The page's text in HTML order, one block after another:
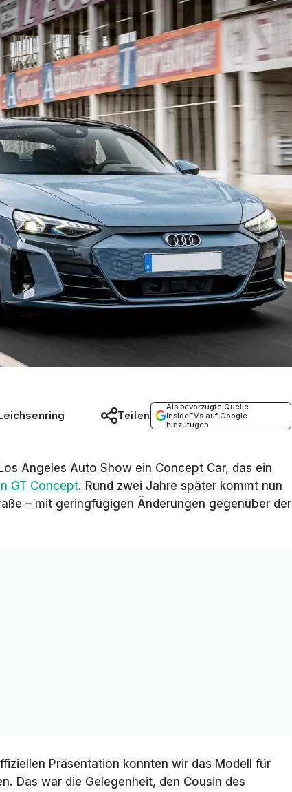
Als bevorzugte Quelle
InsideEVs auf Google
hinzufügen
Teilen
Angeles Auto Show ein Concept Car, das ein
GT Concept. Rund zwei Jahre später kommt nun
– mit geringfügigen Änderungen gegenüber der
Präsentation konnten wir das Modell für
Das war die Gelegenheit, den Cousin des